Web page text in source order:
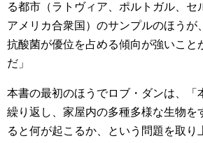
る都市（ラトヴィア、ポルトガル、セ
アメリカ合衆国）のサンプルのほうが
抗酸菌が優位を占める傾向が強いこと
だ」
本書の最初のほうでロブ・ダンは、「
繰り返し、家屋内の多種多様な生物を
ると何が起こるか、という問題を取り